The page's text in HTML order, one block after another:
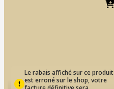
Le rabais affiché sur ce produit
est erroné sur le shop, votre